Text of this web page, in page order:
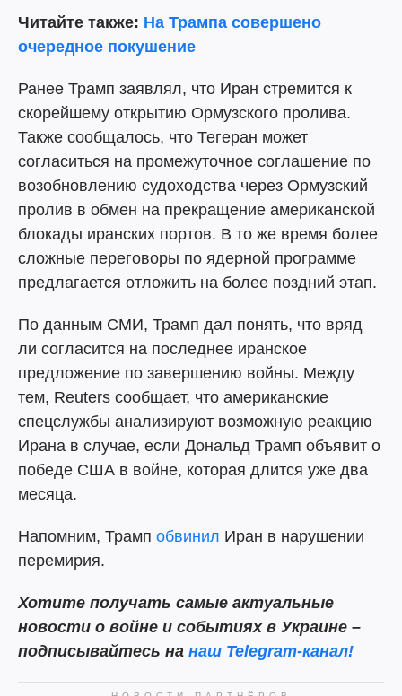
Читайте также: На Трампа совершено
очередное покушение
Ранее Трамп заявлял, что Иран стремится к
скорейшему открытию Ормузского пролива.
Также сообщалось, что Тегеран может
согласиться на промежуточное соглашение по
возобновлению судоходства через Ормузский
пролив в обмен на прекращение американской
блокады иранских портов. В то же время более
сложные переговоры по ядерной программе
предлагается отложить на более поздний этап.
По данным СМИ, Трамп дал понять, что вряд
ли согласится на последнее иранское
предложение по завершению войны. Между
тем, Reuters сообщает, что американские
спецслужбы анализируют возможную реакцию
Ирана в случае, если Дональд Трамп объявит о
победе США в войне, которая длится уже два
месяца.
Напомним, Трамп обвинил Иран в нарушении
перемирия.
Хотите получать самые актуальные
новости о войне и событиях в Украине –
подписывайтесь на наш Telegram-канал!